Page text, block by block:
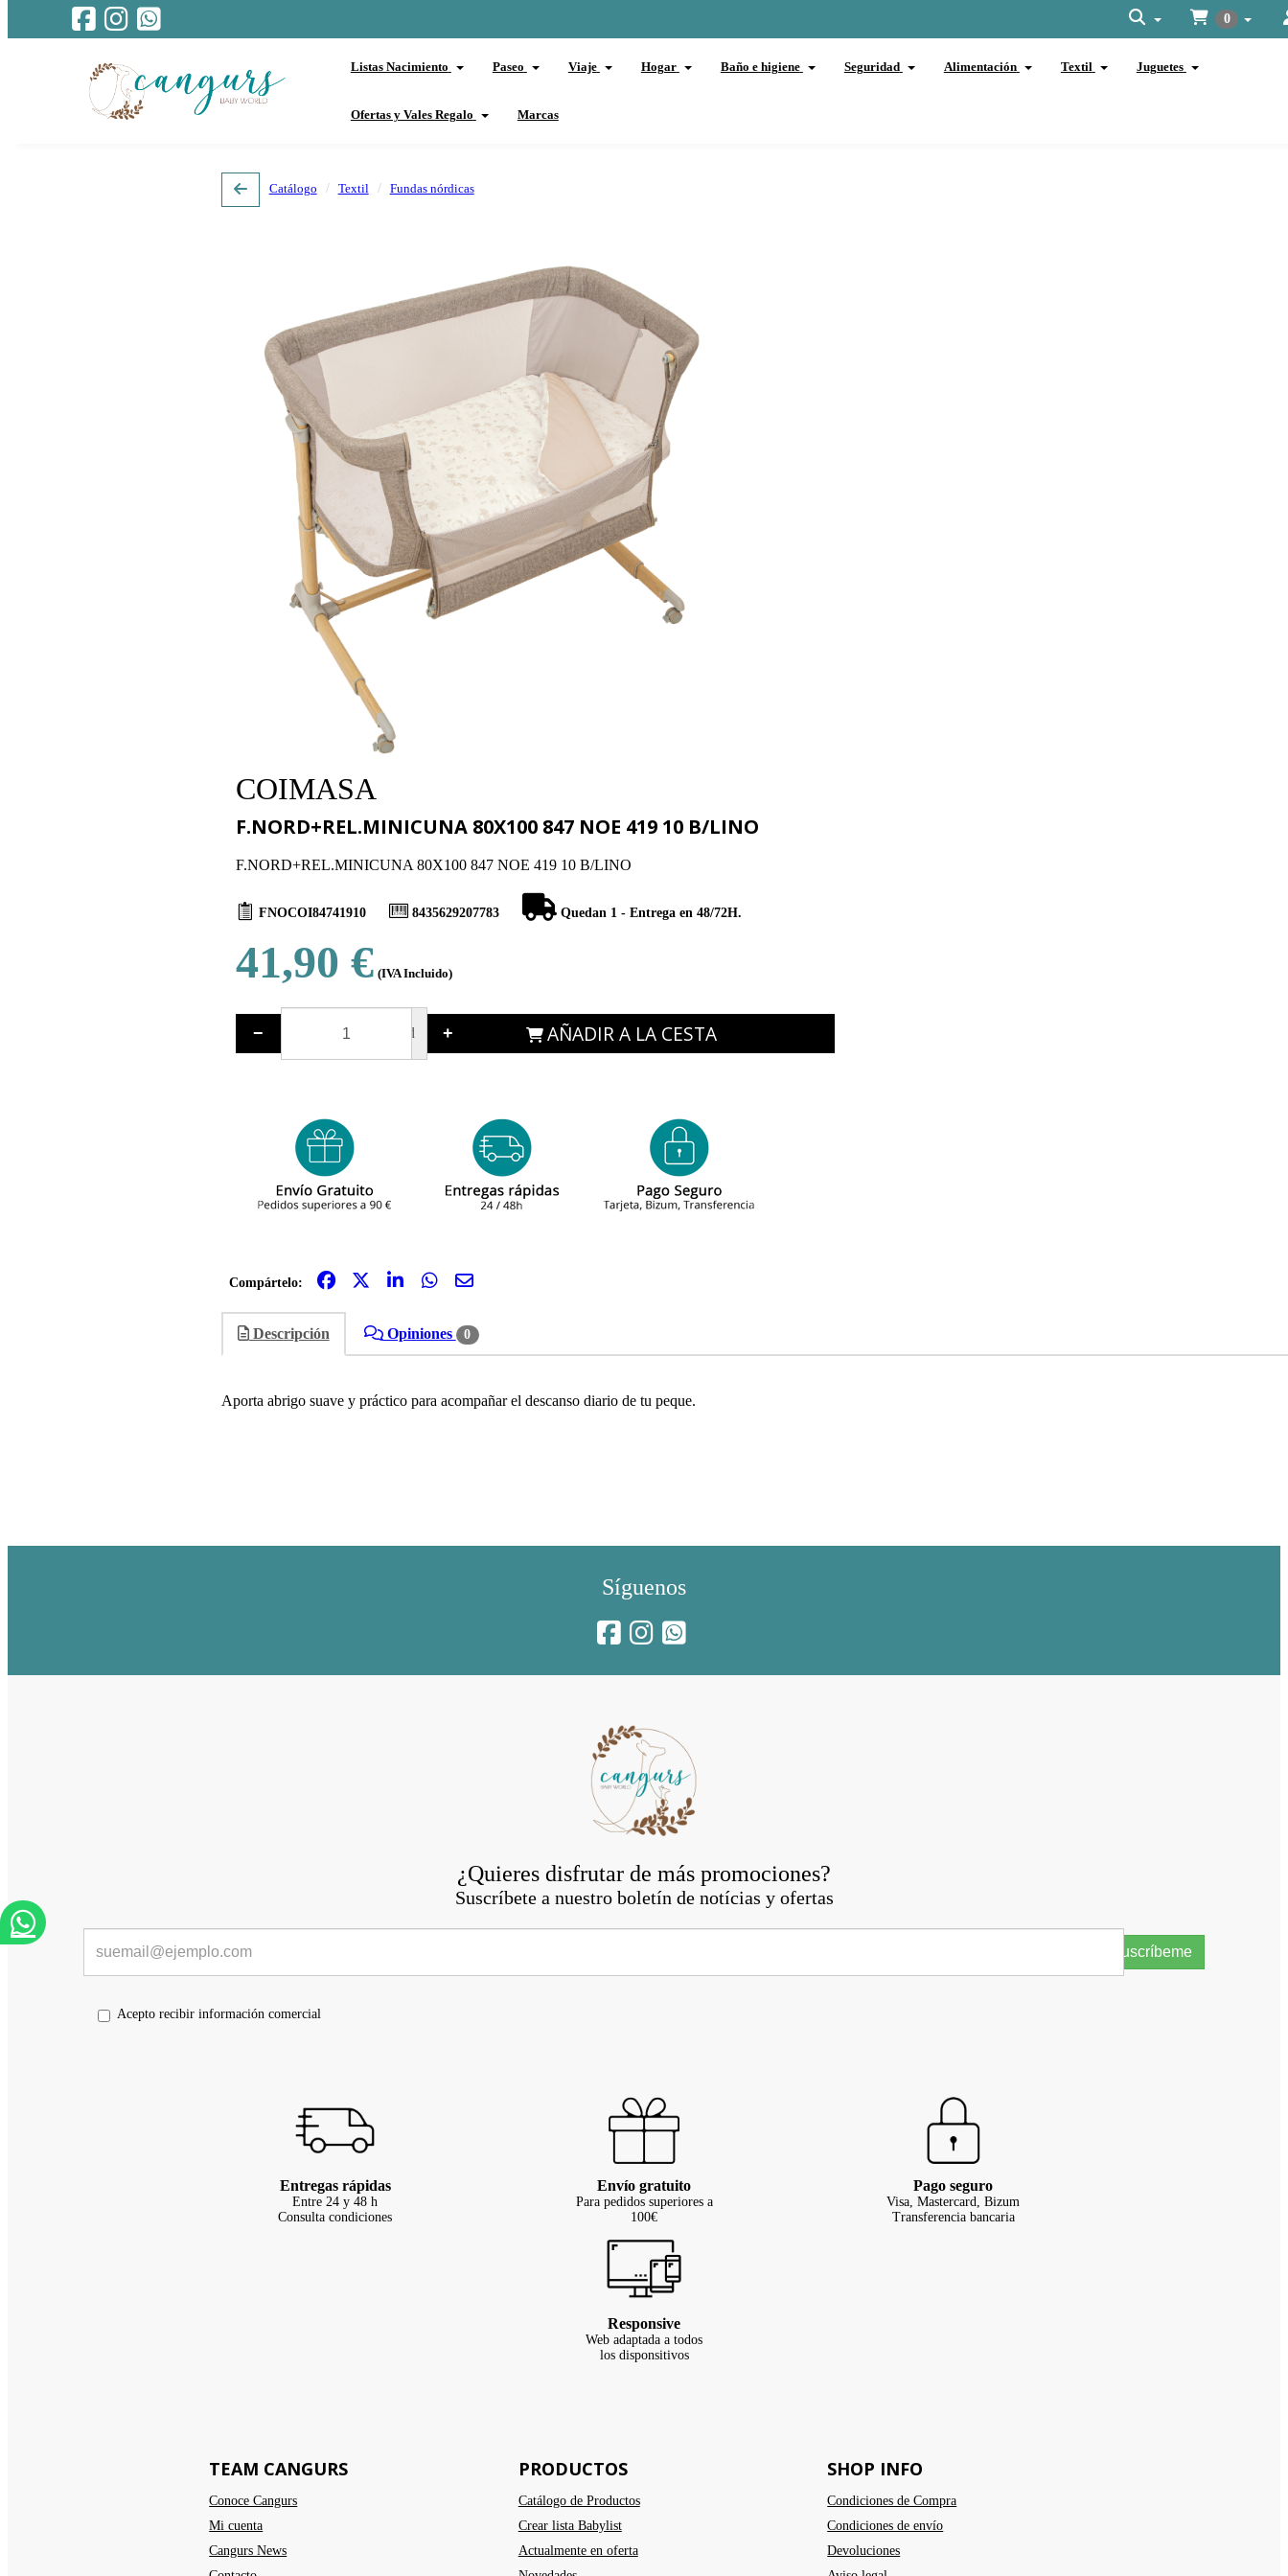
0
Listas Nacimiento Paseo Viaje Hogar Baño e higiene Seguridad Alimentación Textil Juguetes
Ofertas y Vales Regalo Marcas
Catálogo Textil Fundas nórdicas
COIMASA
F.NORD+REL.MINICUNA 80X100 847 NOE 419 10 B/LINO
F.NORD+REL.MINICUNA 80X100 847 NOE 419 10 B/LINO
FNOCOI84741910 8435629207783 Quedan 1 - Entrega en 48/72H.
41,90 € (IVA Incluido)
− ud + AÑADIR A LA CESTA
Compártelo:
Descripción Opiniones 0
Aporta abrigo suave y práctico para acompañar el descanso diario de tu peque.
Síguenos
¿Quieres disfrutar de más promociones?
Suscríbete a nuestro boletín de notícias y ofertas
Suscríbeme
Acepto recibir información comercial
Entregas rápidas
Entre 24 y 48 h
Consulta condiciones
Envío gratuito
Para pedidos superiores a
100€
Pago seguro
Visa, Mastercard, Bizum
Transferencia bancaria
Responsive
Web adaptada a todos
los disponsitivos
TEAM CANGURS
Conoce Cangurs
Mi cuenta
Cangurs News
PRODUCTOS
Catálogo de Productos
Crear lista Babylist
Actualmente en oferta
SHOP INFO
Condiciones de Compra
Condiciones de envío
Devoluciones